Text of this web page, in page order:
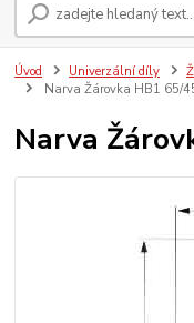
Úvod Univerzální díly
Narva Žárovka HB1 65/
Narva